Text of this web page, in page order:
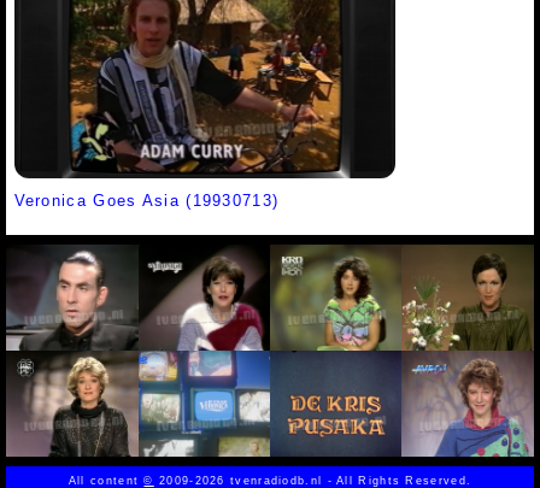
Veronica Goes Asia (19930713)
All content© 2009-2026 tvenradiodb.nl - All Rights Reserved.